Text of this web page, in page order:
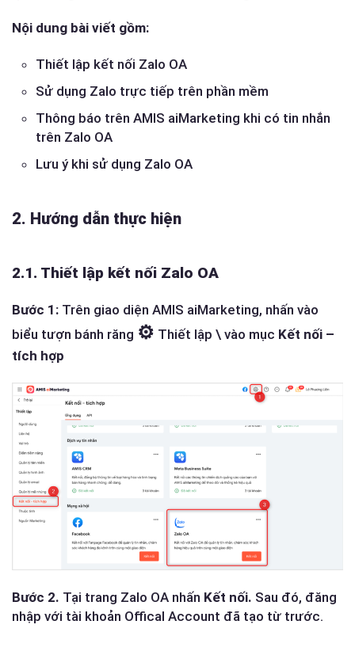
Nội dung bài viết gồm:
Thiết lập kết nối Zalo OA
Sử dụng Zalo trực tiếp trên phần mềm
Thông báo trên AMIS aiMarketing khi có tin nhắn
trên Zalo OA
Lưu ý khi sử dụng Zalo OA
2. Hướng dẫn thực hiện
2.1. Thiết lập kết nối Zalo OA
Bước 1: Trên giao diện AMIS aiMarketing, nhấn vào
biểu tượn bánh răng ⚙ Thiết lập \ vào mục Kết nối –
tích hợp
Bước 2. Tại trang Zalo OA nhấn Kết nối. Sau đó, đăng
nhập với tài khoản Offical Account đã tạo từ trước.